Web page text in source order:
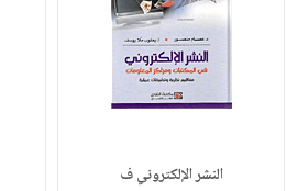
النشر الإلكتروني ف